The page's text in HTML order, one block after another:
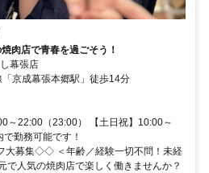
肉店で青春を過ごそう！
幕張店
京成幕張本郷駅」徒歩14分
～22:00（23:00） 【土日祝】10:00～
勤務可能です！
募集◇◇ ＜年齢／経験一切不問！未経
で人気の焼肉店で楽しく働きませんか？